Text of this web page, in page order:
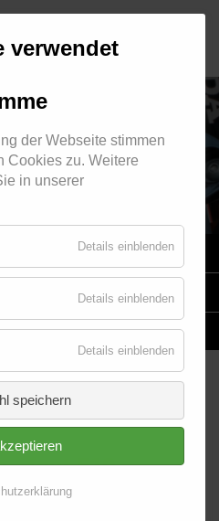
- FEST 510
FÜR MOTORRÄDER
NACH MASS
- fest 510
verwendet
der Webseite stimmen
Cookies zu. Weitere
in unserer
Details einblenden
Details einblenden
Details einblenden
speichern